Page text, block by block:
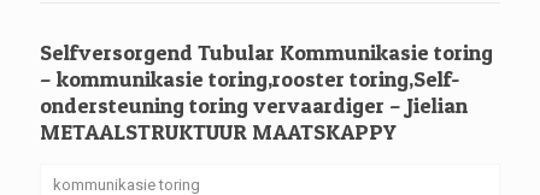
Selfversorgend Tubular Kommunikasie toring
– kommunikasie toring,rooster toring,Self-
ondersteuning toring vervaardiger – Jielian
METAALSTRUKTUUR MAATSKAPPY
kommunikasie toring